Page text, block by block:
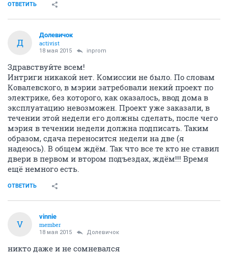
ОТВЕТИТЬ
Д
Долевичок
activist
18 мая 2015 inprom
Здравствуйте всем!
Интриги никакой нет. Комиссии не было. По словам
Ковалевского, в мэрии затребовали некий проект по
электрике, без которого, как оказалось, ввод дома в
эксплуатацию невозможен. Проект уже заказали, в
течении этой недели его должны сделать, после чего
мэрия в течении недели должна подписать. Таким
образом, сдача переносится недели на две (я
надеюсь). В общем ждём. Так что все те кто не ставил
двери в первом и втором подъездах, ждём!!! Время
ещё немного есть.
ОТВЕТИТЬ
V
vinnie
member
18 мая 2015 Долевичок
никто даже и не сомневался